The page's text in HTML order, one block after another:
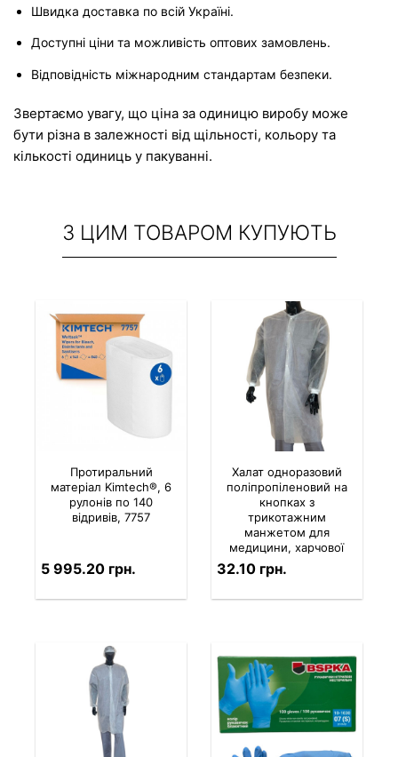
Швидка доставка по всій Україні.
Доступні ціни та можливість оптових замовлень.
Відповідність міжнародним стандартам безпеки.
Звертаємо увагу, що ціна за одиницю виробу може
бути різна в залежності від щільності, кольору та
кількості одиниць у пакуванні.
З ЦИМ ТОВАРОМ КУПУЮТЬ
Протиральний
матеріал Kimtech®, 6
рулонів по 140
відривів, 7757
5 995.20 грн.
Халат одноразовий
поліпропіленовий на
кнопках з
трикотажним
манжетом для
медицини, харчової
промисловості,
клінінгу (ціна за 1 шт.)
32.10 грн.